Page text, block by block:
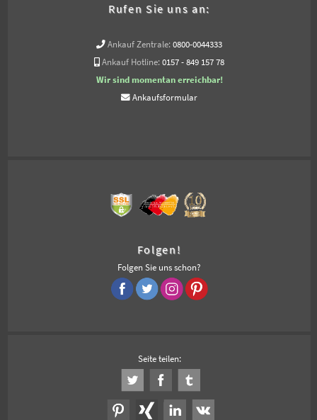
Rufen Sie uns an:
Ankauf Zentrale: 0800-0044333
Ankauf Hotline: 0157 - 849 157 78
Wir sind momentan erreichbar!
Ankaufsformular
Folgen!
Folgen Sie uns schon?
Seite teilen: